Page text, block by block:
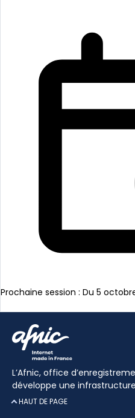
Prochaine session : Du 5
L’Afnic, office
développe une
HAUT DE PAGE